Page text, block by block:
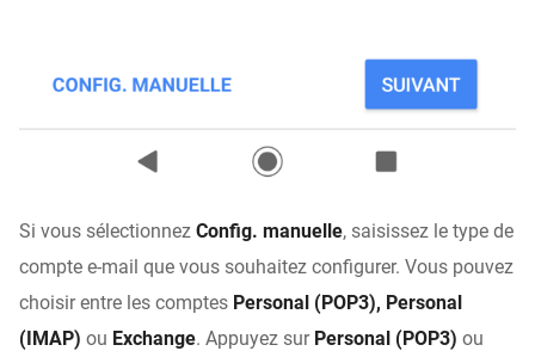
Si vous sélectionnez Config. manuelle, saisissez le type de
compte e-mail que vous souhaitez configurer. Vous pouvez
choisir entre les comptes Personal (POP3), Personal
(IMAP) ou Exchange. Appuyez sur Personal (POP3) ou